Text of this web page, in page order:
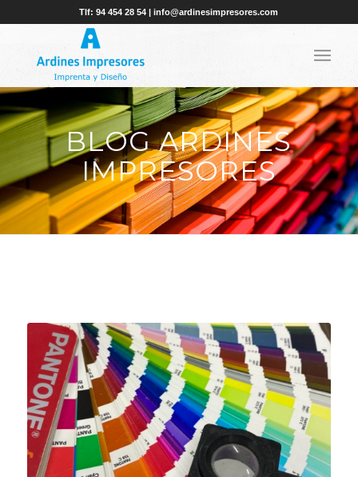
Tlf: 94 454 28 54 | info@ardinesimpresores.com
BLOG ARDINES
IMPRESORES